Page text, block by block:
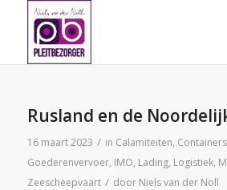
Rusland en de
16 maart 2023 / in Calamiteiten, Containers
Goederenvervoer, IMO, Lading, Logistiek,
Zeescheepvaart / door Niels van der Noll